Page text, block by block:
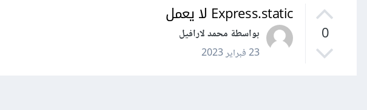
0
Express.static لا يعمل
بواسطة محمد لارافيل
23 فبراير 2023